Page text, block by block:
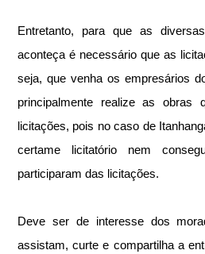
Entretanto, para que as
aconteça é necessário que as
seja, que venha os empresários
principalmente realize as obras
licitações, pois no caso de
certame licitatório nem
participaram das licitações.
Deve ser de interesse dos
assistam, curte e compartilha a